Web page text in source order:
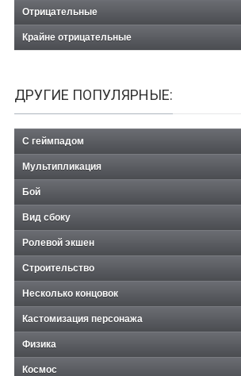
Отрицательные
Крайне отрицательные
ДРУГИЕ ПОПУЛЯРНЫЕ:
С геймпадом
Мультипликация
Бой
Вид сбоку
Ролевой экшен
Строительство
Несколько концовок
Кастомизация персонажа
Физика
Космос